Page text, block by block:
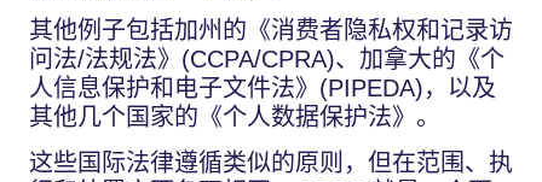
其他例子包括加州的《消费者隐私权和记录访
问法/法规法》(CCPA/CPRA)、加拿大的《个
人信息保护和电子文件法》(PIPEDA)，以及
其他几个国家的《个人数据保护法》。
这些国际法律遵循类似的原则，但在范围、执